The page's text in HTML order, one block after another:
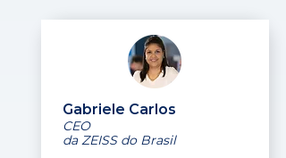
Gabriele Carlos
CEO
da ZEISS do Brasil